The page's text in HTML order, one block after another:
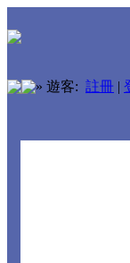
» 遊客: 註冊 |